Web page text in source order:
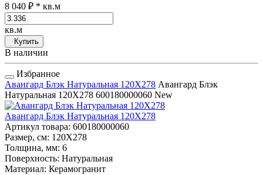
8 040 ₽ * кв.м
кв.м
Купить
В наличии
Избранное
Авангард Блэк Натуральная 120Х278 Авангард Блэк
Натуральная 120Х278 600180000060 New
Авангард Блэк Натуральная 120Х278
Артикул товара: 600180000060
Размер, см: 120Х278
Толщина, мм: 6
Поверхность: Натуральная
Материал: Керамогранит